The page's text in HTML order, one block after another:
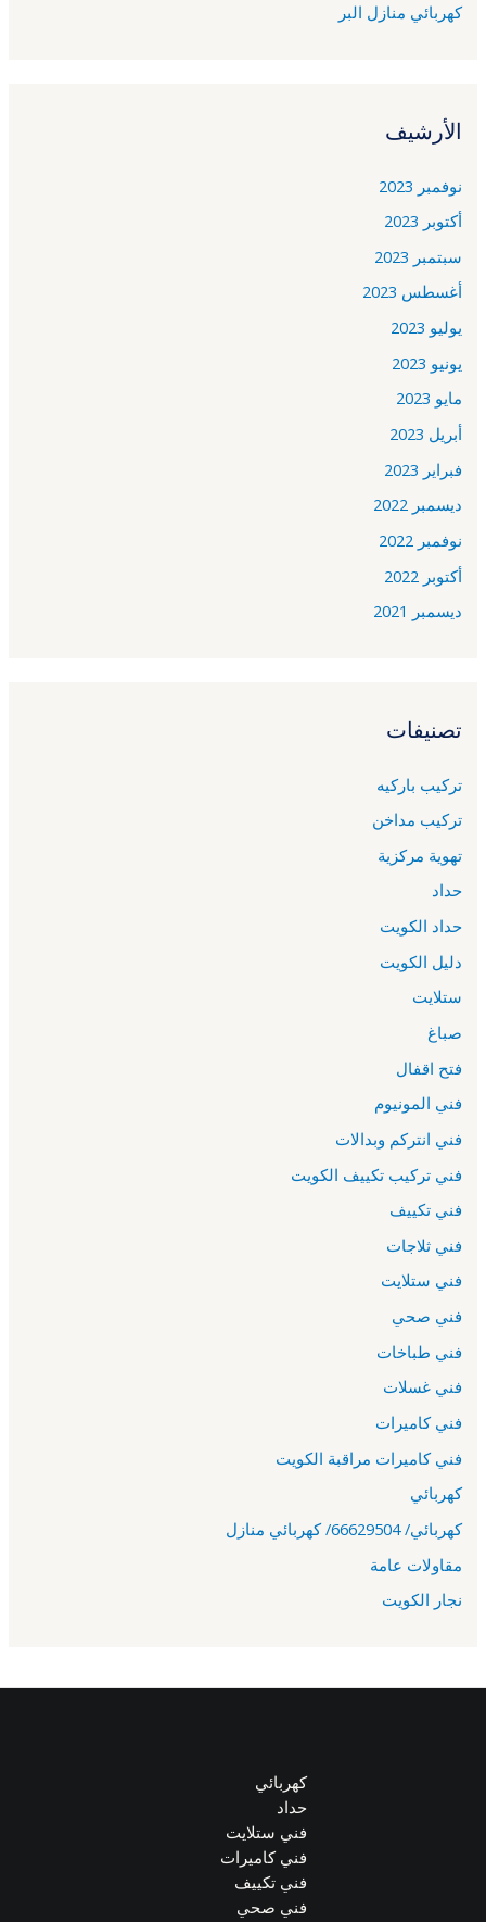
كهربائي منازل البر
الأرشيف
نوفمبر 2023
أكتوبر 2023
سبتمبر 2023
أغسطس 2023
يوليو 2023
يونيو 2023
مايو 2023
أبريل 2023
فبراير 2023
ديسمبر 2022
نوفمبر 2022
أكتوبر 2022
ديسمبر 2021
تصنيفات
تركيب باركيه
تركيب مداخن
تهوية مركزية
حداد
حداد الكويت
دليل الكويت
ستلايت
صباغ
فتح اقفال
فني المونيوم
فني انتركم وبدالات
فني تركيب تكييف الكويت
فني تكييف
فني ثلاجات
فني ستلايت
فني صحي
فني طباخات
فني غسلات
فني كاميرات
فني كاميرات مراقبة الكويت
كهربائي
كهربائي/ 66629504/ كهربائي منازل
مقاولات عامة
نجار الكويت
كهربائي
حداد
فني ستلايت
فني كاميرات
فني تكييف
فني صحي